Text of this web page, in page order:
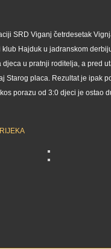
SRD Viganj četrdesetak
Hajduk u jadranskom
u pratnji roditelja, a pred
Starog placa. Rezultat je ipak
porazu od 3:0 djeci je ostao